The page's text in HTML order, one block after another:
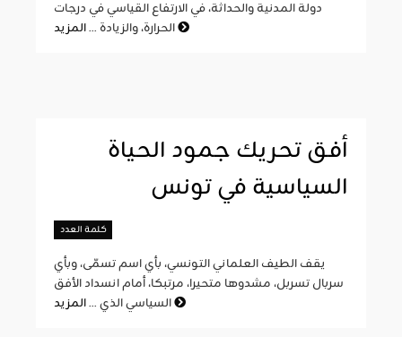
دولة المدنية والحداثة، في الارتفاع القياسي في درجات
الحرارة، والزيادة ...
أفق تحريك جمود الحياة
السياسية في تونس
كلمة العدد
يقف الطيف العلماني التونسي، بأي اسم تسمّى، وبأي
سربال تسربل، مشدوها متحيرا، مرتبكا، أمام انسداد الأفق
السياسي الذي ...